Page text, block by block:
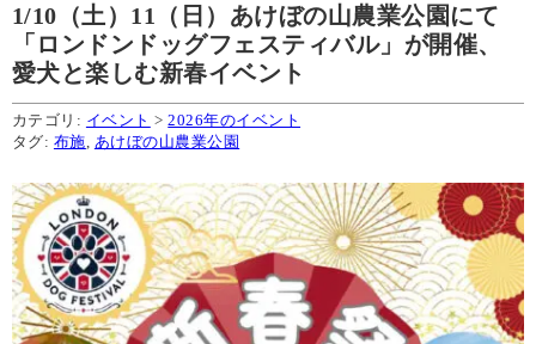
1/10（土）11（日）あけぼの山農業公園にて
「ロンドンドッグフェスティバル」が開催、
愛犬と楽しむ新春イベント
カテゴリ: イベント >2026年のイベント
タグ: 布施 あけぼの山農業公園